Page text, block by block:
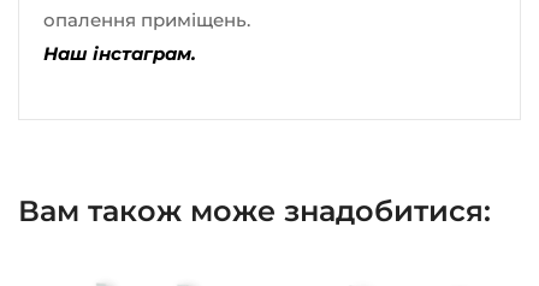
опалення приміщень.
Наш інстаграм.
Вам також може знадобитися: